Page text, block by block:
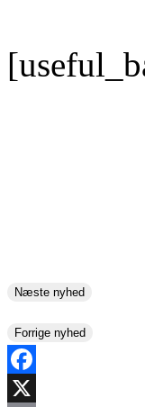
Næste nyhed
Forrige nyhed
Facebook